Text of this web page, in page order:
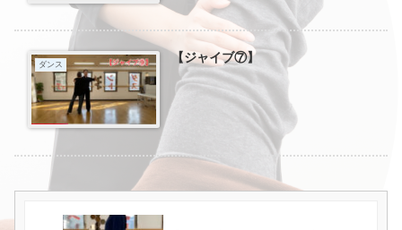
ダンス 【ジャイブ⑦】